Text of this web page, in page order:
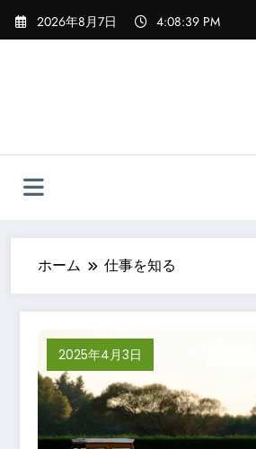
2026年8月7日 4:08:41 PM
ホーム 仕事を知る
2025年4月3日